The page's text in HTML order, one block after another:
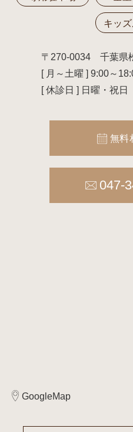
キッ
〒270-0034 千葉県
[ 月～土曜 ] 9:00～
[ 休診日 ] 日曜・祝日
無料
047-
GoogleMap